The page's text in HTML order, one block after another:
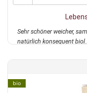
Sehr schöner weicher,
natürlich konsequent
bio